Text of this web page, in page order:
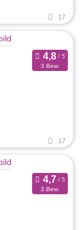
17
3 Bew.
17
3 Bew.